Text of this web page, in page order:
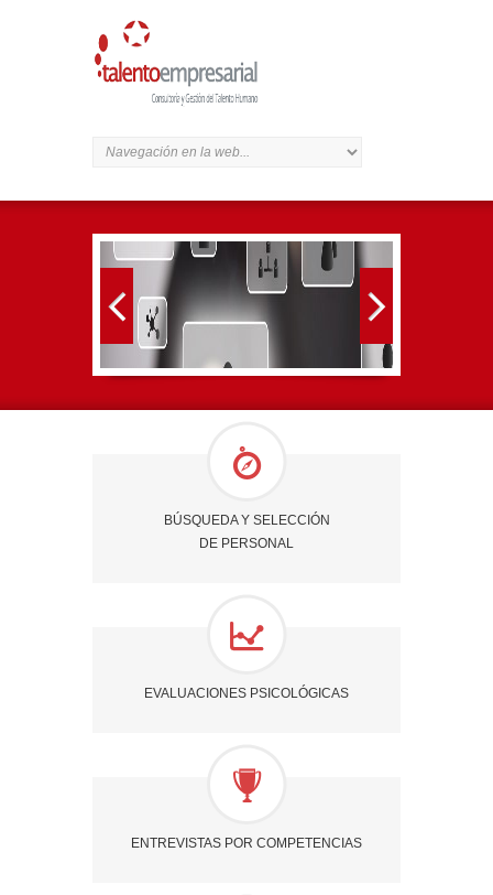
BÚSQUEDA Y SELECCIÓN
DE PERSONAL
EVALUACIONES PSICOLÓGICAS
ENTREVISTAS POR COMPETENCIAS